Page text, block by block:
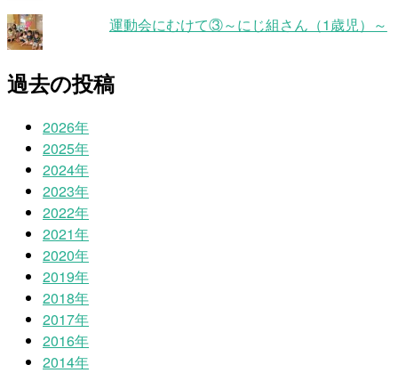
運動会にむけて③～にじ組さん（1歳児）～
過去の投稿
2026年
2025年
2024年
2023年
2022年
2021年
2020年
2019年
2018年
2017年
2016年
2014年